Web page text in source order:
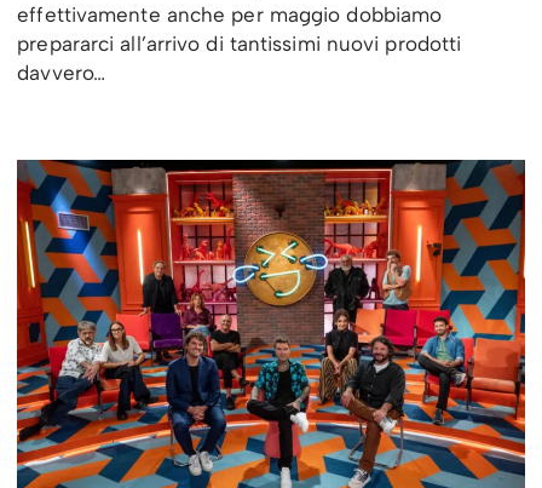
effettivamente anche per maggio dobbiamo
prepararci all’arrivo di tantissimi nuovi prodotti
davvero…